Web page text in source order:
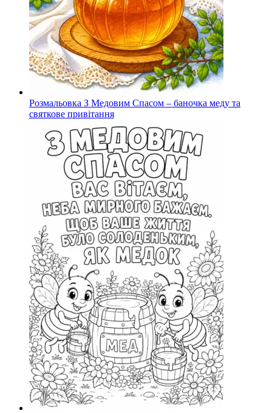
Розмальовка З Медовим Спасом – баночка меду та
святкове привітання